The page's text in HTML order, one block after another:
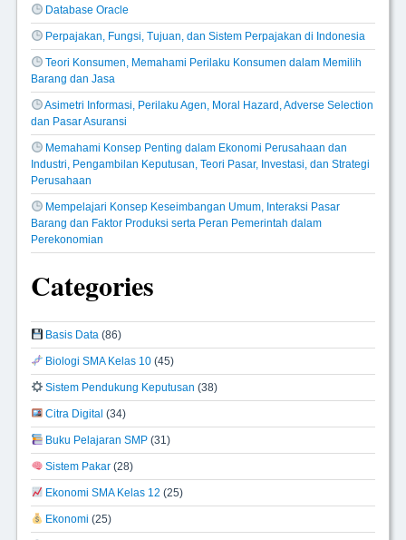
Database Oracle
Perpajakan, Fungsi, Tujuan, dan Sistem Perpajakan di Indonesia
Teori Konsumen, Memahami Perilaku Konsumen dalam Memilih
Barang dan Jasa
Asimetri Informasi, Perilaku Agen, Moral Hazard, Adverse Selection
dan Pasar Asuransi
Memahami Konsep Penting dalam Ekonomi Perusahaan dan
Industri, Pengambilan Keputusan, Teori Pasar, Investasi, dan Strategi
Perusahaan
Mempelajari Konsep Keseimbangan Umum, Interaksi Pasar
Barang dan Faktor Produksi serta Peran Pemerintah dalam
Perekonomian
Categories
Basis Data (86)
Biologi SMA Kelas 10 (45)
Sistem Pendukung Keputusan (38)
Citra Digital (34)
Buku Pelajaran SMP (31)
Sistem Pakar (28)
Ekonomi SMA Kelas 12 (25)
Ekonomi (25)